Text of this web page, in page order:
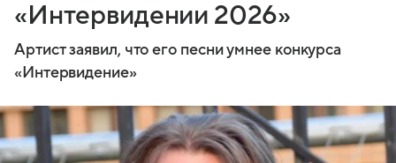
«Интервидении 2026»
Артист заявил, что его песни умнее конкурса
«Интервидение»